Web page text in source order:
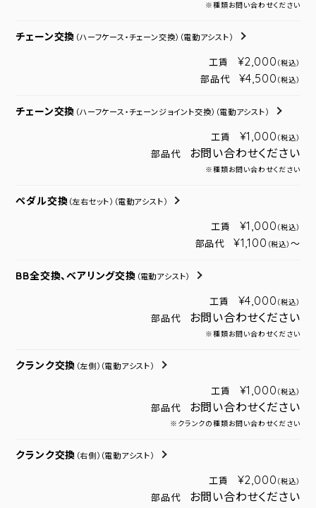
※種類お問い合わせください
チェーン交換 （ハーフケース・チェーン交換） （電動アシスト）
工賃 ¥2,000 （税込）
部品代 ¥4,500 （税込）
チェーン交換 （ハーフケース・チェーンジョイント交換） （電動アシスト）
工賃 ¥1,000 （税込）
部品代 お問い合わせください
※種類お問い合わせください
ペダル交換 （左右セット） （電動アシスト）
工賃 ¥1,000 （税込）
部品代 ¥1,100 （税込） ～
BB全交換、ベアリング交換 （電動アシスト）
工賃 ¥4,000 （税込）
部品代 お問い合わせください
※種類お問い合わせください
クランク交換 （左側） （電動アシスト）
工賃 ¥1,000 （税込）
部品代 お問い合わせください
※クランクの種類お問い合わせください
クランク交換 （右側） （電動アシスト）
工賃 ¥2,000 （税込）
部品代 お問い合わせください